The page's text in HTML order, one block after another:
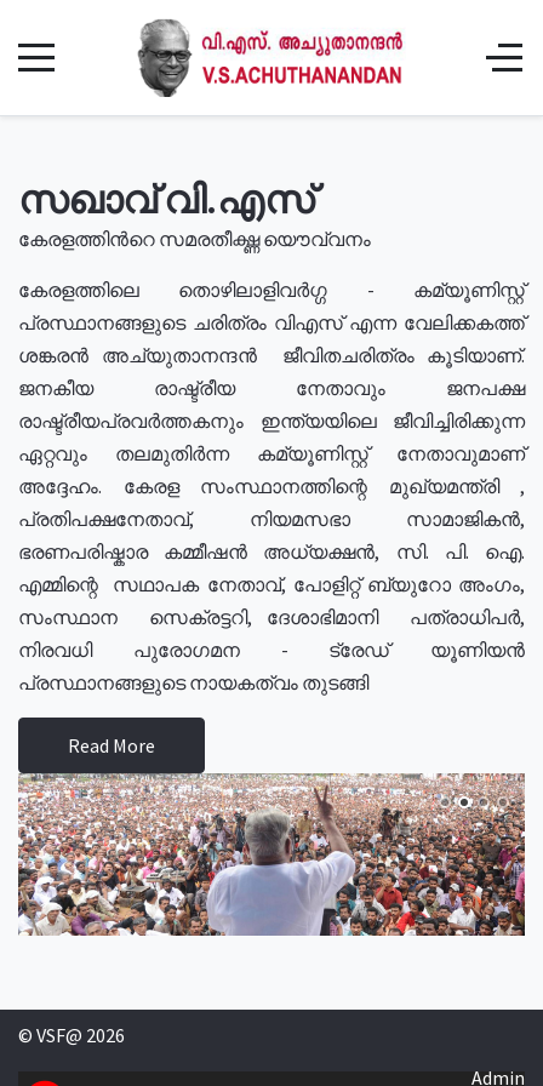
സഖാവ് വി.എസ്
കേരളത്തിൻറെ സമരതീക്ഷ്ണ യൌവ്വനം
കേരളത്തിലെ തൊഴിലാളിവർഗ്ഗ - കമ്യൂണിസ്റ്റ്
പ്രസ്ഥാനങ്ങളുടെ ചരിത്രം വിഎസ് എന്ന വേലിക്കകത്ത്
ശങ്കരൻ അച്യുതാനന്ദൻ ജീവിതചരിത്രം കൂടിയാണ്.
ജനകീയ രാഷ്ട്രീയ നേതാവും ജനപക്ഷ
രാഷ്ട്രീയപ്രവർത്തകനും ഇന്ത്യയിലെ ജീവിച്ചിരിക്കുന്ന
ഏറ്റവും തലമുതിർന്ന കമ്യൂണിസ്റ്റ് നേതാവുമാണ്
അദ്ദേഹം. കേരള സംസ്ഥാനത്തിന്റെ മുഖ്യമന്ത്രി ,
പ്രതിപക്ഷനേതാവ്, നിയമസഭാ സാമാജികൻ,
ഭരണപരിഷ്കാര കമ്മീഷൻ അധ്യക്ഷൻ, സി. പി. ഐ.
എമ്മിന്റെ സഥാപക നേതാവ്, പോളിറ്റ് ബ്യുറോ അംഗം,
സംസ്ഥാന സെക്രട്ടറി, ദേശാഭിമാനി പത്രാധിപർ,
നിരവധി പുരോഗമന - ട്രേഡ് യൂണിയൻ
പ്രസ്ഥാനങ്ങളുടെ നായകത്വം തുടങ്ങി
Read More
© VSF@ 2026
Admin